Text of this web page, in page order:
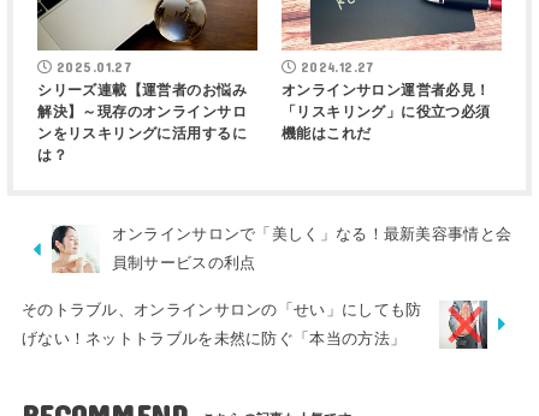
2025.01.27
シリーズ連載【運営者のお悩み
解決】～現存のオンラインサロ
ンをリスキリングに活用するに
は？
2024.12.27
オンラインサロン運営者必見！
「リスキリング」に役立つ必須
機能はこれだ
オンラインサロンで「美しく」なる！最新美容事情と会
員制サービスの利点
そのトラブル、オンラインサロンの「せい」にしても防
げない！ネットトラブルを未然に防ぐ「本当の方法」